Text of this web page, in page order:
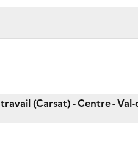
(Carsat) - Centre - Val-